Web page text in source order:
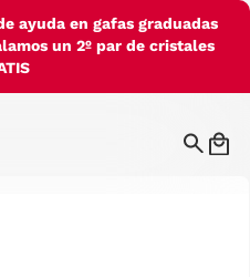
ayuda en gafas graduadas
un 2º par de cristales